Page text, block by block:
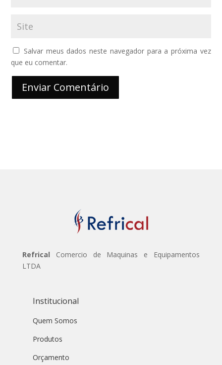
Salvar meus dados neste navegador para a próxima vez
que eu comentar.
Refrical Comercio de Maquinas e Equipamentos
LTDA
Institucional
Quem Somos
Produtos
Orçamento